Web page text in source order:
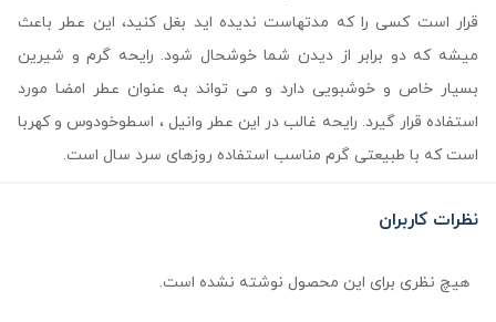
قرار است کسی را که مدتهاست ندیده اید بغل کنید، این عطر باعث
میشه که دو برابر از دیدن شما خوشحال شود. رایحه گرم و شیرین
بسیار خاص و خوشبویی دارد و می تواند به عنوان عطر امضا مورد
استفاده قرار گیرد. رایحه غالب در این عطر وانیل ، اسطوخودوس و کهربا
است که با طبیعتی گرم مناسب استفاده روزهای سرد سال است.
نظرات کاربران
هیچ نظری برای این محصول نوشته نشده است.